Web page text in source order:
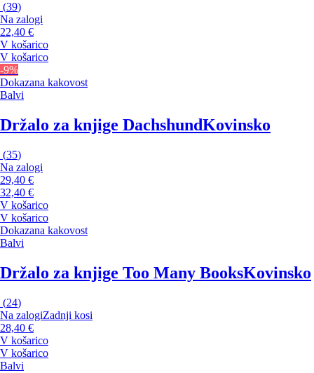
(39)
Na zalogi
22,40 €
V košarico
V košarico
-9%
Dokazana kakovost
Balvi
Držalo za knjige DachshundKovinsko
(35)
Na zalogi
29,40 €
32,40 €
V košarico
V košarico
Dokazana kakovost
Balvi
Držalo za knjige Too Many BooksKovinsko
(24)
Na zalogiZadnji kosi
28,40 €
V košarico
V košarico
Balvi